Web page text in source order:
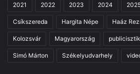
2021 2022 2023 2024
Csíkszereda Hargita Népe Haáz
Kolozsvár Magyarország
Simó Márton Székelyudvarhely